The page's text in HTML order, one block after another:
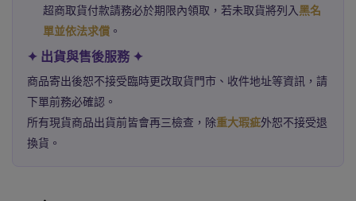
超商取貨付款請務必於期限內領取，若未取貨將列入 黑名
單並依法求償 。
✦ 出貨與售後服務 ✦
商品寄出後恕不接受臨時更改取貨門市、收件地址等資訊，請
下單前務必確認。
所有現貨商品出貨前皆會再三檢查，除重大瑕疵外恕不接受退
換貨。